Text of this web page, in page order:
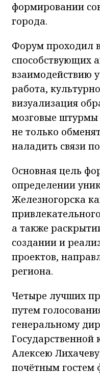
формировании
города.
Форум проходил
способствующих
взаимодействию
работа,
визуализация
мозговые
не только
наладить связи
Основная цель
определении
Железногорска
а также
создании и
проектов,
региона.
Четыре лучших
путем
генеральному
Государственной
Алексею
почётным гостем